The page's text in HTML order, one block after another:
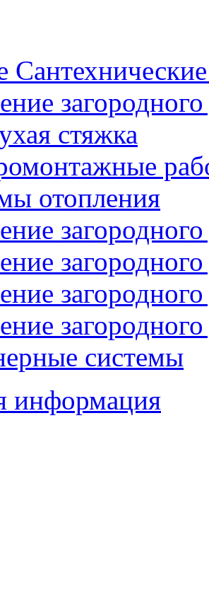
стяжка
отопления
системы
информация